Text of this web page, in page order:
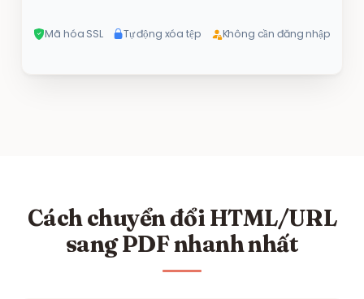
Mã hóa SSL Tự động xóa tệp Không cần đăng nhập
Cách chuyển đổi HTML/URL
sang PDF nhanh nhất